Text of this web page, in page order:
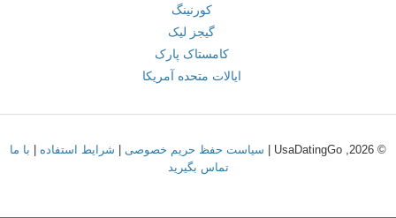
کورنینگ
گیجز لیک
کامستاک پارک
ایالات متحده آمریکا
© 2026, UsaDatingGo | سیاست حفظ حریم خصوصی شرایط استفاده
با ما
تماس بگیرید